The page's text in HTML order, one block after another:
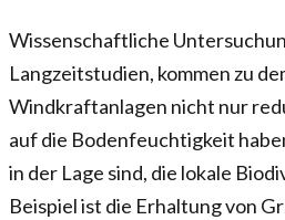
Wissenschaftliche
Langzeitstudien, kommen zu
Windkraftanlagen nicht nur
auf die Bodenfeuchtigkeit
in der Lage sind, die lokale
Beispiel ist die Erhaltung von